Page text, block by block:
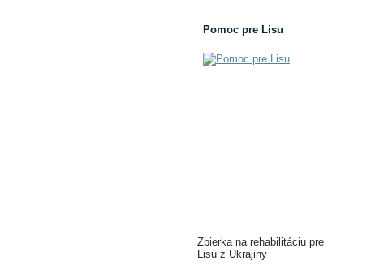
Pomoc pre Lisu
Zbierka na rehabilitáciu pre
Lisu z Ukrajiny